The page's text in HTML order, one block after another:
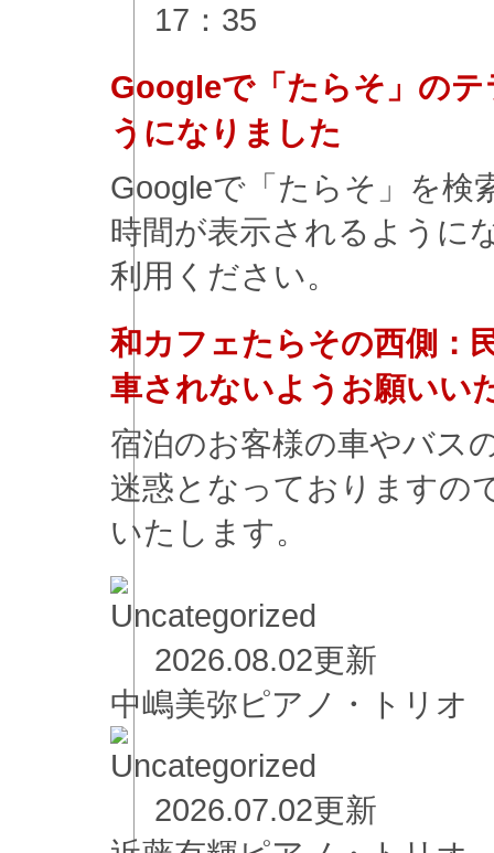
17：35
Googleで「たらそ」の
うになりました
Googleで「たらそ」を検
時間が表示されるように
利用ください。
和カフェたらその西側：
車されないようお願いい
宿泊のお客様の車やバス
迷惑となっておりますの
いたします。
2026.08.02更新
中嶋美弥ピアノ・トリオ
2026.07.02更新